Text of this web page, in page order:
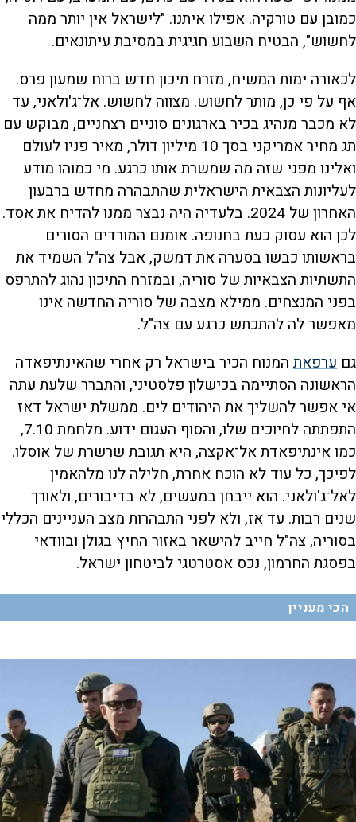
כמובן עם טורקיה. אפילו איתנו. "לישראל אין יותר ממה
לחשוש", הבטיח השבוע חגיגית במסיבת עיתונאים.
לכאורה ימות המשיח, מזרח תיכון חדש ברוח שמעון פרס.
אף על פי כן, מותר לחשוש. מצווה לחשוש. אל־ג'ולאני, עד
לא מכבר מנהיג בכיר בארגונים סוניים רצחניים, מבוקש עם
תג מחיר אמריקני בסך 10 מיליון דולר, מאיר פניו לעולם
ואלינו מפני שזה מה שמשרת אותו כרגע. מי כמוהו מודע
לעליונות הצבאית הישראלית שהתבהרה מחדש ברבעון
האחרון של 2024. בלעדיה היה נבצר ממנו להדיח את אסד.
לכן הוא עסוק כעת בחנופה. אומנם המורדים הסורים
בראשותו כבשו בסערה את דמשק, אבל צה"ל השמיד את
התשתיות הצבאיות של סוריה, ובמזרח התיכון נהוג להתרפס
בפני המנצחים. ממילא מצבה של סוריה החדשה אינו
מאפשר לה להתכתש כרגע עם צה"ל.
גם ערפאת המנוח הכיר בישראל רק אחרי שהאינתיפאדה
הראשונה הסתיימה בכישלון פלסטיני, והתברר שלעת עתה
אי אפשר להשליך את היהודים לים. ממשלת ישראל דאז
התפתתה לחיוכים שלו, והסוף העגום ידוע. מלחמת 7.10,
כמו אינתיפאדת אל־אקצה, היא תגובת שרשרת של אוסלו.
לפיכך, כל עוד לא הוכח אחרת, חלילה לנו מלהאמין
לאל־ג'ולאני. הוא ייבחן במעשים, לא בדיבורים, ולאורך
שנים רבות. עד אז, ולא לפני התבהרות מצב העניינים הכללי
בסוריה, צה"ל חייב להישאר באזור החיץ בגולן ובוודאי
בפסגת החרמון, נכס אסטרטגי לביטחון ישראל.
הכי מעניין